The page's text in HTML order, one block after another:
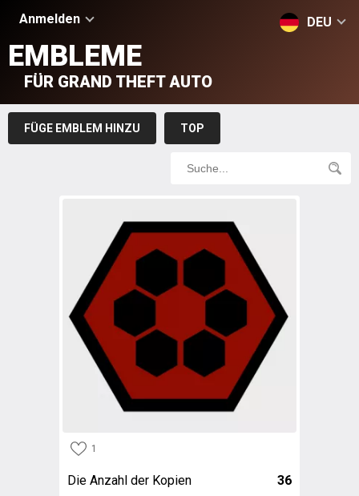
Anmelden DEU
EMBLEME
FÜR GRAND THEFT AUTO
FÜGE EMBLEM HINZU TOP
1
Die Anzahl der Kopien 36